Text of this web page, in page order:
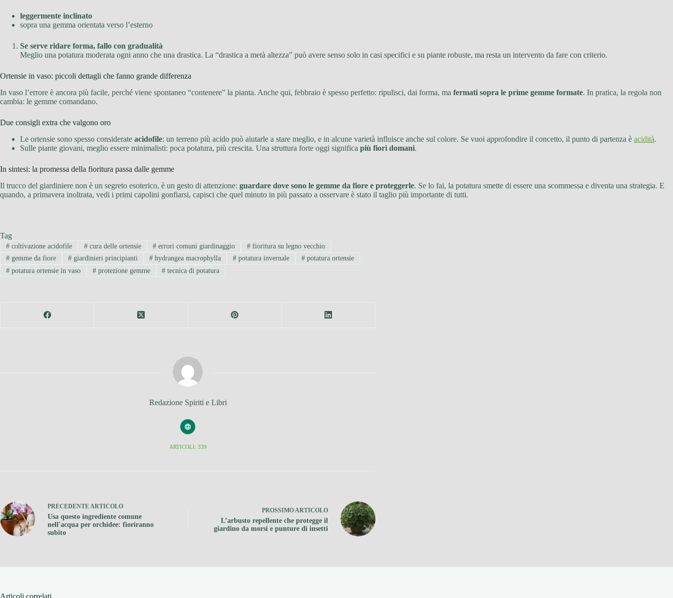
leggermente inclinato
sopra una gemma orientata verso l’esterno
Se serve ridare forma, fallo con gradualità
Meglio una potatura moderata ogni anno che una drastica. La “drastica a metà altezza” può avere senso solo in casi specifici e su piante robuste, ma resta un intervento da fare con criterio.
Ortensie in vaso: piccoli dettagli che fanno grande differenza
In vaso l’errore è ancora più facile, perché viene spontaneo “contenere” la pianta. Anche qui, febbraio è spesso perfetto: ripulisci, dai forma, ma fermati sopra le prime gemme formate. In pratica, la regola non
cambia: le gemme comandano.
Due consigli extra che valgono oro
Le ortensie sono spesso considerate acidofile: un terreno più acido può aiutarle a stare meglio, e in alcune varietà influisce anche sul colore. Se vuoi approfondire il concetto, il punto di partenza è acidità.
Sulle piante giovani, meglio essere minimalisti: poca potatura, più crescita. Una struttura forte oggi significa più fiori domani.
In sintesi: la promessa della fioritura passa dalle gemme
Il trucco del giardiniere non è un segreto esoterico, è un gesto di attenzione: guardare dove sono le gemme da fiore e proteggerle. Se lo fai, la potatura smette di essere una scommessa e diventa una strategia. E
quando, a primavera inoltrata, vedi i primi capolini gonfiarsi, capisci che quel minuto in più passato a osservare è stato il taglio più importante di tutti.
Tag
#coltivazione acidofile #cura delle ortensie # errori comuni giardinaggio # fioritura su legno vecchio
#gemme da fiore #giardinieri principianti # hydrangea macrophylla # potatura invernale # potatura ortensie
#potatura ortensie in vaso #protezione gemme # tecnica di potatura
Redazione Spiriti e Libri
ARTICOLI: 339
PRECEDENTE ARTICOLO
Usa questo ingrediente comune
nell'acqua per orchidee: fioriranno
subito
PROSSIMO ARTICOLO
L’arbusto repellente che protegge il
giardino da morsi e punture di insetti
Articoli correlati